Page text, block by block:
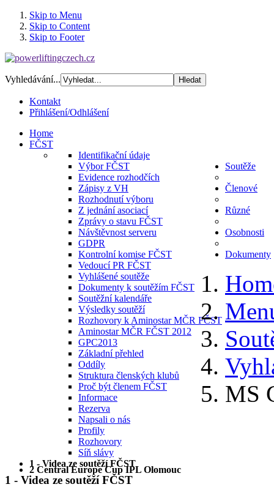
Skip to Menu
Skip to Content
Skip to Footer
Vyhledávání...
Kontakt
Přihlášení/Odhlášení
Home
FČST
Identifikační údaje
Výbor FČST
Evidence rozhodčích
Zápisy z VH
Rozhodnutí výboru
Z jednání asociací
Zprávy o stavu FČST
Návštěvnost serveru
GDPR
Kontrolní komise FČST
Vedoucí PR FČST
Soutěže
Vyhlášené soutěže
Dokumenty k soutěžím FČST
Soutěžní kalendáře
Výsledky soutěží
Rozhovory k Aminostar MČR FČST
Aminostar MČR FČST 2012
GPC2013
Členové
Základní přehled
Oddíly
Struktura členských klubů
Proč být členem FČST
Různé
Informace
Rezerva
Osobnosti
Napsali o nás
Profily
Rozhovory
Síň slávy
Dokumenty
MS
1 - Videa ze soutěží FČST
2 Central Europe Cup IPL Olomouc
1 - Videa ze soutěží FČST